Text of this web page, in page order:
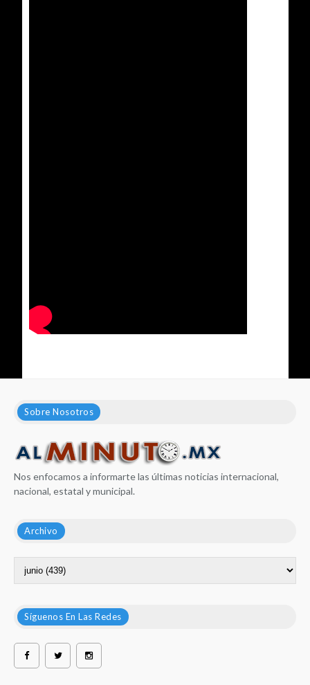
Sobre Nosotros
Nos enfocamos a informarte las últimas noticias internacional,
nacional, estatal y municipal.
Archivo
Síguenos En Las Redes